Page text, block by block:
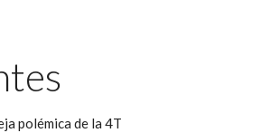
polémica de la 4T